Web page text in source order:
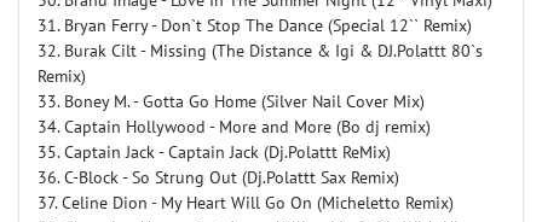
31. Bryan Ferry - Don`t Stop The Dance (Special 12`` Remix)
32. Burak Cilt - Missing (The Distance & Igi & DJ.Polattt 80`s
Remix)
33. Boney M. - Gotta Go Home (Silver Nail Cover Mix)
34. Captain Hollywood - More and More (Bo dj remix)
35. Captain Jack - Captain Jack (Dj.Polattt ReMix)
36. C-Block - So Strung Out (Dj.Polattt Sax Remix)
37. Celine Dion - My Heart Will Go On (Micheletto Remix)